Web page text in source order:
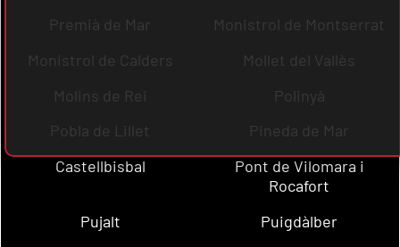
Premià de Mar
Monistrol de Montserrat
Monistrol de Calders
Mollet del Vallès
Molins de Rei
Polinyà
Pobla de Lillet
Pineda de Mar
Castellbisbal
Pont de Vilomara i
Rocafort
Pujalt
Puigdàlber